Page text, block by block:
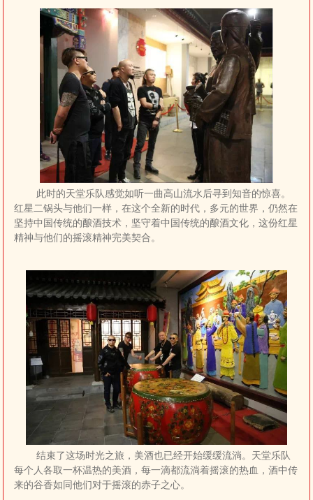
此时的天堂乐队感觉如听一曲高山流水后寻到知音的惊喜。
红星二锅头与他们一样，在这个全新的时代，多元的世界，仍然在
坚持中国传统的酿酒技术，坚守着中国传统的酿酒文化，这份红星
精神与他们的摇滚精神完美契合。
结束了这场时光之旅，美酒也已经开始缓缓流淌。天堂乐队
每个人各取一杯温热的美酒，每一滴都流淌着摇滚的热血，酒中传
来的谷香如同他们对于摇滚的赤子之心。